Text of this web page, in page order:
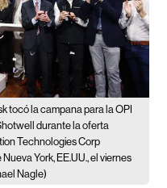
tocó la campana para la OPI
durante la oferta
Technologies Corp
York, EE.UU., el viernes
Nagle)